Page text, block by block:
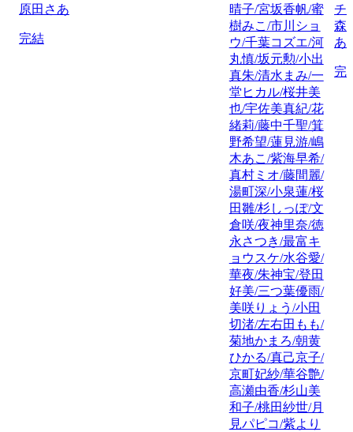
原田さあ
完結
晴子/宮坂香帆/蜜
樹みこ/市川ショ
ウ/千葉コズエ/河
丸慎/坂元勲/小出
真朱/清水まみ/一
堂ヒカル/桜井美
也/宇佐美真紀/花
緒莉/藤中千聖/箕
野希望/蓮見游/嶋
木あこ/紫海早希/
真村ミオ/藤間麗/
湯町深/小泉蓮/桜
田雛/杉しっぽ/文
倉咲/夜神里奈/徳
永さつき/最富キ
ョウスケ/水谷愛/
華夜/朱神宝/登田
好美/三つ葉優雨/
美咲りょう/小田
切渚/左右田もも/
菊地かまろ/朝黄
ひかる/真己京子/
京町妃紗/華谷艶/
高瀬由香/杉山美
和子/桃田紗世/月
見パピコ/紫より
チ
森
あ
完